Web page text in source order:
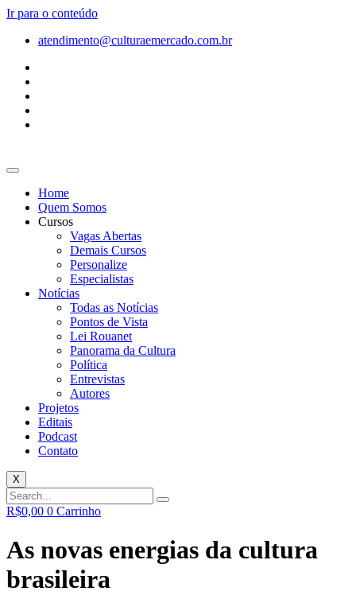
Ir para o conteúdo
atendimento@culturaemercado.com.br
Home
Quem Somos
Cursos
Vagas Abertas
Demais Cursos
Personalize
Especialistas
Notícias
Todas as Notícias
Pontos de Vista
Lei Rouanet
Panorama da Cultura
Política
Entrevistas
Autores
Projetos
Editais
Podcast
Contato
X
R$0,00 0 Carrinho
As novas energias da cultura
brasileira